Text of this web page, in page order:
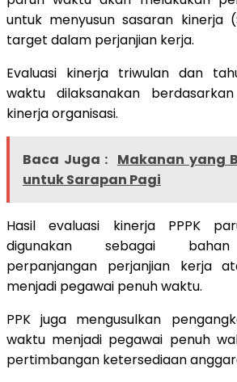
untuk menyusun sasaran kinerja
target dalam perjanjian kerja.
Evaluasi kinerja triwulan dan
waktu dilaksanakan
kinerja organisasi.
Baca Juga : Makanan yang
untuk Sarapan Pagi
Hasil evaluasi kinerja PPPK
digunakan sebagai bahan
perpanjangan perjanjian kerja
menjadi pegawai penuh waktu.
PPK juga mengusulkan
waktu menjadi pegawai penuh
pertimbangan ketersediaan